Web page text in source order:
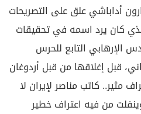
أداباشي علق على التصريحات
كان يرد اسمه في تحقيقات
الإرهابي التابع للحرس
قبل إغلاقها من قبل أردوغان
مثير.. كاتب مناصر لإيران لا
من فيه اعتراف خطير